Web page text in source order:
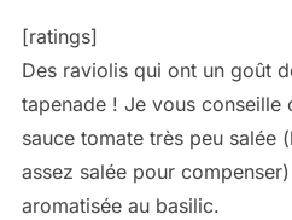
[ratings]
Des raviolis qui ont un goût
tapenade ! Je vous conseille
sauce tomate très peu salée
assez salée pour
aromatisée au basilic.